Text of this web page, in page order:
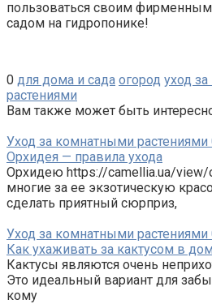
пользоваться своим
садом на гидропонике!
0 для дома и сада огород уход
растениями
Вам также может быть
Уход за комнатными растениями
Орхидея — правила ухода
Орхидею https://camellia.ua/
многие за ее экзотическую
сделать приятный сюрприз,
Уход за комнатными растениями
Как ухаживать за кактусом в
Кактусы являются очень
Это идеальный вариант для
кому